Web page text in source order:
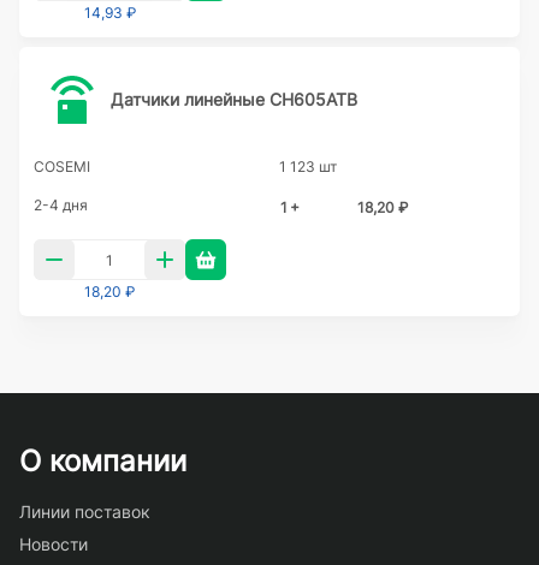
14,93 ₽
Датчики линейные CH605ATB
COSEMI 1 123 шт
2-4 дня 1 + 18,20 ₽
18,20 ₽
О компании
Линии поставок
Новости